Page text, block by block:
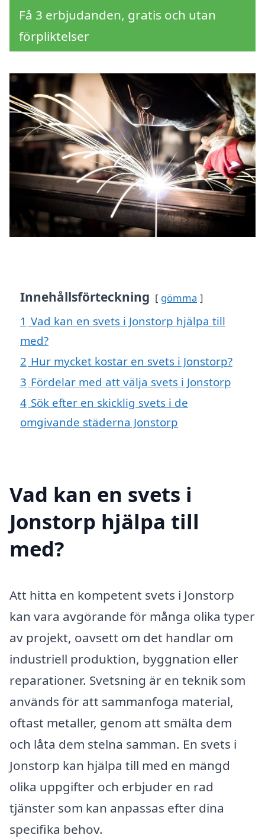
Få 3 erbjudanden, gratis och utan
förpliktelser
Innehållsförteckning gömma
1 Vad kan en svets i Jonstorp hjälpa till
med?
2 Hur mycket kostar en svets i Jonstorp?
3 Fördelar med att välja svets i Jonstorp
4 Sök efter en skicklig svets i de
omgivande städerna Jonstorp
Vad kan en svets i
Jonstorp hjälpa till
med?
Att hitta en kompetent svets i Jonstorp
kan vara avgörande för många olika typer
av projekt, oavsett om det handlar om
industriell produktion, byggnation eller
reparationer. Svetsning är en teknik som
används för att sammanfoga material,
oftast metaller, genom att smälta dem
och låta dem stelna samman. En svets i
Jonstorp kan hjälpa till med en mängd
olika uppgifter och erbjuder en rad
tjänster som kan anpassas efter dina
specifika behov.